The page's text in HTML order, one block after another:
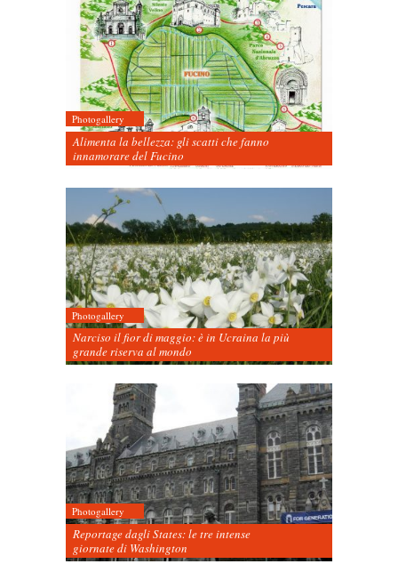
Photogallery
Alimenta la bellezza: gli scatti che fanno
innamorare del Fucino
Photogallery
Narciso il fior di maggio: è in Ucraina la più
grande riserva al mondo
Photogallery
Reportage dagli States: le tre intense
giornate di Washington